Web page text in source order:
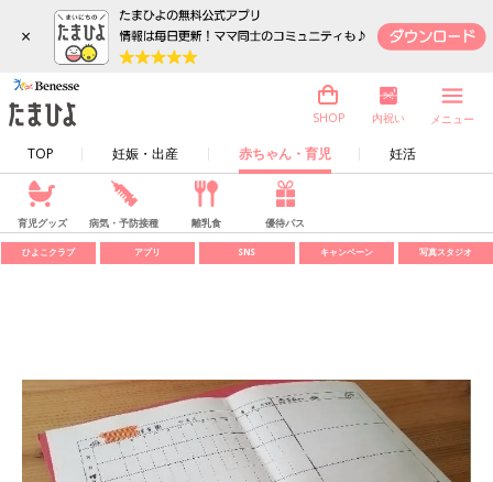
×
TOP 妊娠・出産 赤ちゃん・育児 妊活
SHOP 内祝い メニュー
育児グッズ 病気・予防接種 離乳食 優待パス
ひよこクラブ アプリ SNS キャンペーン 写真スタジオ